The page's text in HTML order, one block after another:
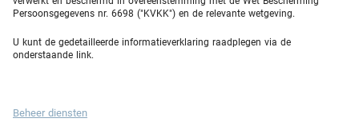
Persoonsgegevens nr. 6698 ("KVKK") en de relevante wetgeving.
U kunt de gedetailleerde informatieverklaring raadplegen via de
onderstaande link.
Beheer diensten
Over ons
Medische eenheden